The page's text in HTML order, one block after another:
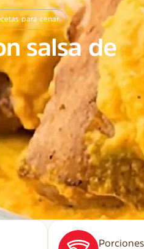
para cenar
salsa de
Porciones